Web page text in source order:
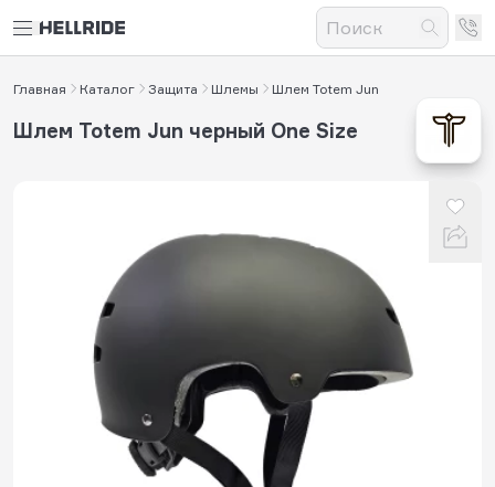
Главная Каталог Защита Шлемы Шлем Totem Jun
Шлем Totem Jun черный One Size